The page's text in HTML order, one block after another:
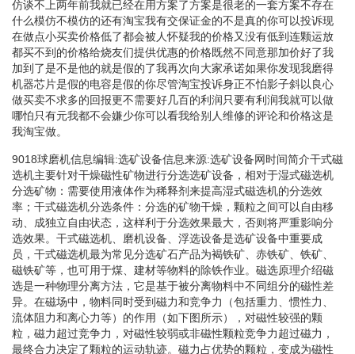
仿谈不上两年前我就已经在用方案了方案是很老的一套方案不存在
什么模仿不模仿的还有淘宝我有交保证金的不是真的你可以投诉现
在做点小买卖价格低了都会被人怀疑我的价格又没有低到连颗运放
都买不到的价格给烧友们提供优惠的价格既然不同意那加价好了我
加到了是不是他的就是假的了我再次向大家承诺如果你发现我磨得
机器芯片是假的电容是假的你尽管淘宝投诉身正不怕影子斜以良心
做买卖不求多的回报更不需要好几百的利润只要有利润我就可以做
哪怕只有元我都不会嫌少你可以看我给别人维修的评论和价格这是
我淘宝做。
9018球磨机信息编辑:选矿设备信息来源:选矿设备网时间简介干式磁
选机主要针对干燥磁性矿物进行分选选矿设备，相对于湿式磁选机
分选矿物：需要使用液体作为稀释剂来提高湿式磁选机的分选效
率；干式磁选机分选条件：分选的矿物干燥，颗粒之间可以自由移
动、成独立自由状态，这样利于分选效果最大，否则将严重影响分
选效果。干式磁选机、磨机设备、浮选设备是选矿设备中重要成
员，干式磁选机最为常见分选矿石产品为褐铁矿、赤铁矿、铁矿、
磁铁矿等，也可用于煤、建材等物料的除铁作业。磁选原理介绍磁
选是一种物理分离方法，它是基于被分离物料中不同组分的磁性差
异。在磁场中，物料同时受到磁力和竞争力（包括重力、惯性力、
流体阻力和离心力等）的作用（如下图所示），对磁性较强的颗
粒，磁力超过竞争力，对磁性较弱或非磁性颗粒竞争力超过磁力，
最终合力决定了颗粒的运动轨迹。磁力占优势的颗粒，变成为磁性